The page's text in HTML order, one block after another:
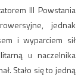
III Powstania
jednak
i wyparciem sił
u naczelnika
Stało się to jedną